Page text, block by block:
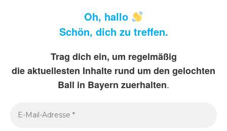
Oh, hallo
Schön, dich zu treffen.
Trag dich ein, um regelmäßig
die aktuellesten Inhalte rund um den gelochten
Ball in Bayern zuerhalten.